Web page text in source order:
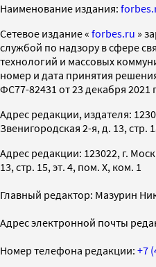
Наименование издания:
Cетевое издание « forbes.ru »
службой по надзору в сфере
технологий и массовых
номер и дата принятия
ФС77-82431 от 23 декабря 2021
Адрес редакции, издателя:
Звенигородская 2-я, д. 13, стр.
Адрес редакции: 123022, г.
13, стр. 15, эт. 4, пом. X, ком. 1
Главный редактор: Мазурин
Адрес электронной почты
Номер телефона редакции: +7